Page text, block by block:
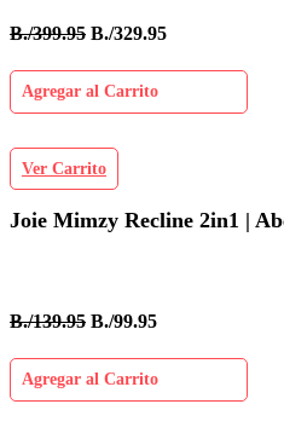
B./399.95 B./329.95
Agregar al Carrito
Ver Carrito
Joie Mimzy Recline 2in1 |
B./139.95 B./99.95
Agregar al Carrito